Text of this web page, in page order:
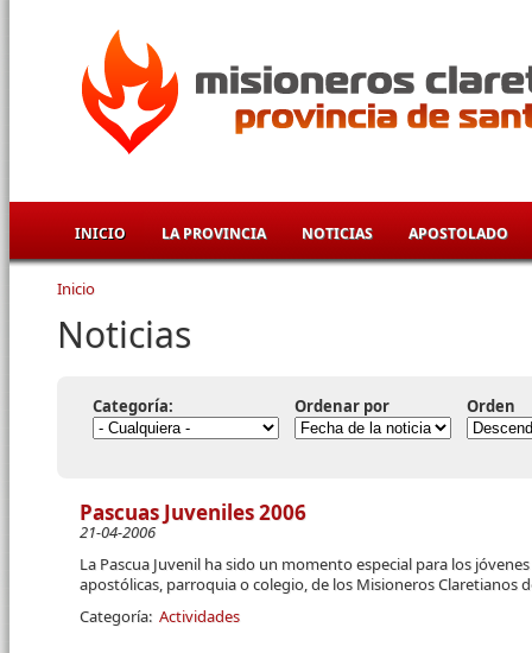
INICIO LA PROVINCIA NOTICIAS APOSTOLADO
Se encuentra usted aquí
Inicio
Noticias
Categoría: Ordenar por Orden
Pascuas Juveniles 2006
21-04-2006
La Pascua Juvenil ha sido un momento especial para los
apostólicas, parroquia o colegio, de los Misioneros Claretianos
Categoría: Actividades